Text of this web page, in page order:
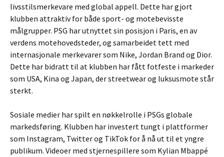
livsstilsmerkevare med global appell. Dette har gjort
klubben attraktiv for både sport- og motebevisste
målgrupper. PSG har utnyttet sin posisjon i Paris, en av
verdens motehovedsteder, og samarbeidet tett med
internasjonale merkevarer som Nike, Jordan Brand og Dior.
Dette har bidratt til at klubben har fått fotfeste i markeder
som USA, Kina og Japan, der streetwear og luksusmote står
sterkt.
Sosiale medier har spilt en nøkkelrolle i PSGs globale
markedsføring. Klubben har investert tungt i plattformer
som Instagram, Twitter og TikTok for å nå ut til et yngre
publikum. Videoer med stjernespillere som Kylian Mbappé